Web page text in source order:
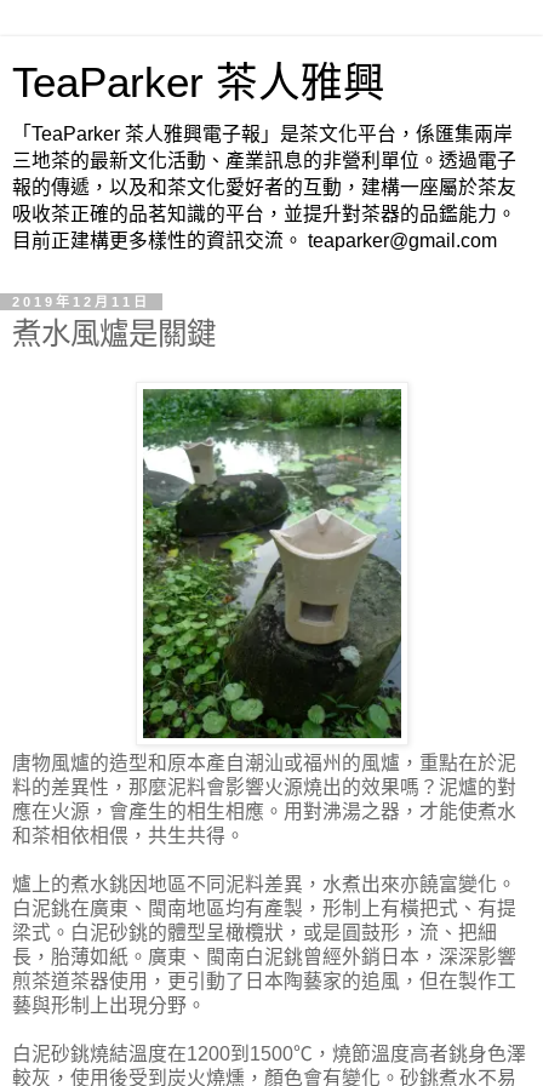
TeaParker 茶人雅興
「TeaParker 茶人雅興電子報」是茶文化平台，係匯集兩岸
三地茶的最新文化活動、產業訊息的非營利單位。透過電子
報的傳遞，以及和茶文化愛好者的互動，建構一座屬於茶友
吸收茶正確的品茗知識的平台，並提升對茶器的品鑑能力。
目前正建構更多樣性的資訊交流。 teaparker@gmail.com
2019年12月11日
煮水風爐是關鍵
唐物風爐的造型和原本產自潮汕或福州的風爐，重點在於泥
料的差異性，那麼泥料會影響火源燒出的效果嗎？泥爐的對
應在火源，會產生的相生相應。用對沸湯之器，才能使煮水
和茶相依相偎，共生共得。
爐上的煮水銚因地區不同泥料差異，水煮出來亦饒富變化。
白泥銚在廣東、閩南地區均有產製，形制上有橫把式、有提
梁式。白泥砂銚的體型呈橄欖狀，或是圓鼓形，流、把細
長，胎薄如紙。廣東、閩南白泥銚曾經外銷日本，深深影響
煎茶道茶器使用，更引動了日本陶藝家的追風，但在製作工
藝與形制上出現分野。
白泥砂銚燒結溫度在1200到1500℃，燒節溫度高者銚身色澤
較灰，使用後受到炭火燒燻，顏色會有變化。砂銚煮水不易